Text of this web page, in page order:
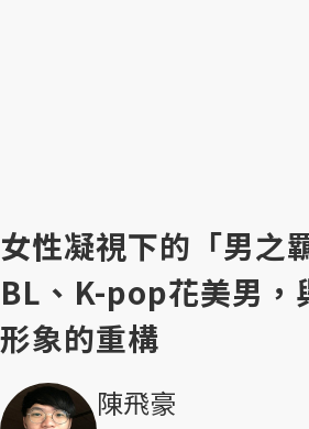
女性凝視下的「男之
BL、K-pop花美男，
形象的重構
陳飛豪